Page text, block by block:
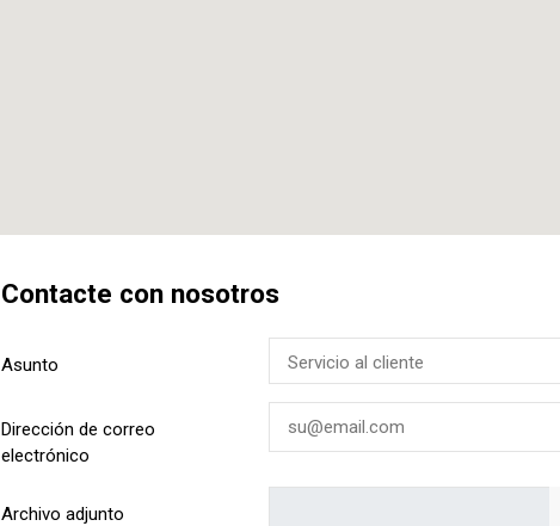
Contacte con nosotros
Asunto
Dirección de correo
electrónico
Archivo adjunto